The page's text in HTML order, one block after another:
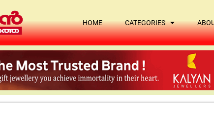
HOME CATEGORIES